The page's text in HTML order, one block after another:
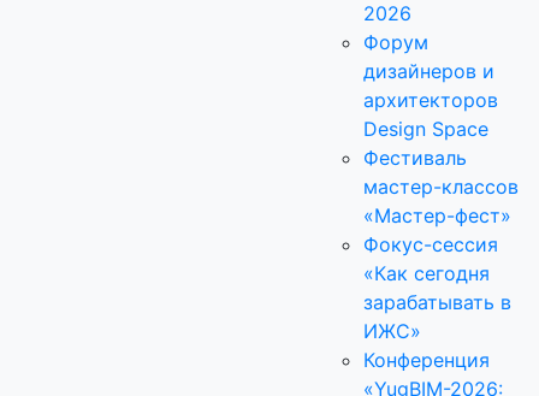
2026
Форум
дизайнеров и
архитекторов
Design Space
Фестиваль
мастер-классов
«Мастер-фест»
Фокус-сессия
«Как сегодня
зарабатывать в
ИЖС»
Конференция
«YugBIM-2026: